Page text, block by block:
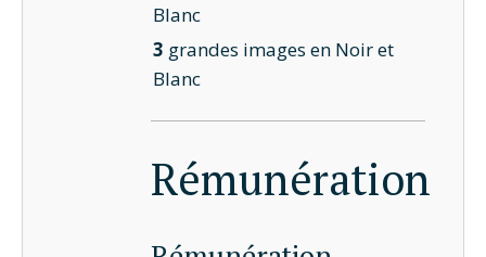
Blanc
3 grandes images en Noir et
Blanc
Rémunération